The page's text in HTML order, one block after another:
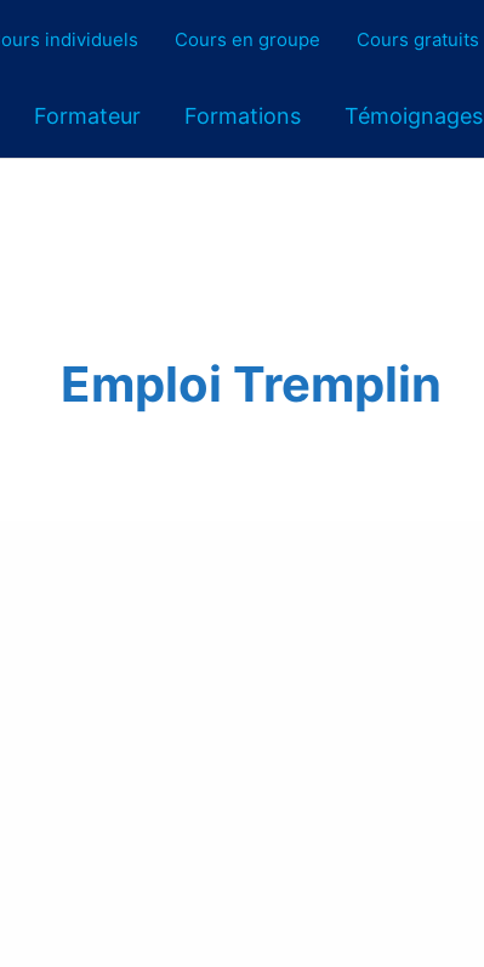
individuels Cours en groupe Cours gratuits
Formateur Formations Témoignages
Emploi Tremplin